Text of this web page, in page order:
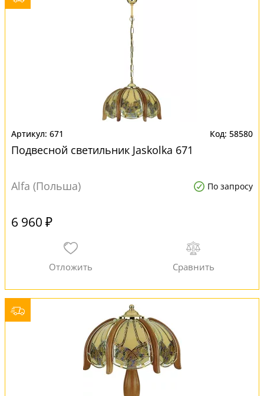
671 58580
Подвесной светильник Jaskolka 671
Alfa (Польша) По запросу
6 960 ₽